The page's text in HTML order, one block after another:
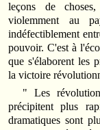
leçons de
violemment au
indéfectiblement
pouvoir. C'est à
que s'élaborent les
la victoire
" Les
précipitent plus
dramatiques sont